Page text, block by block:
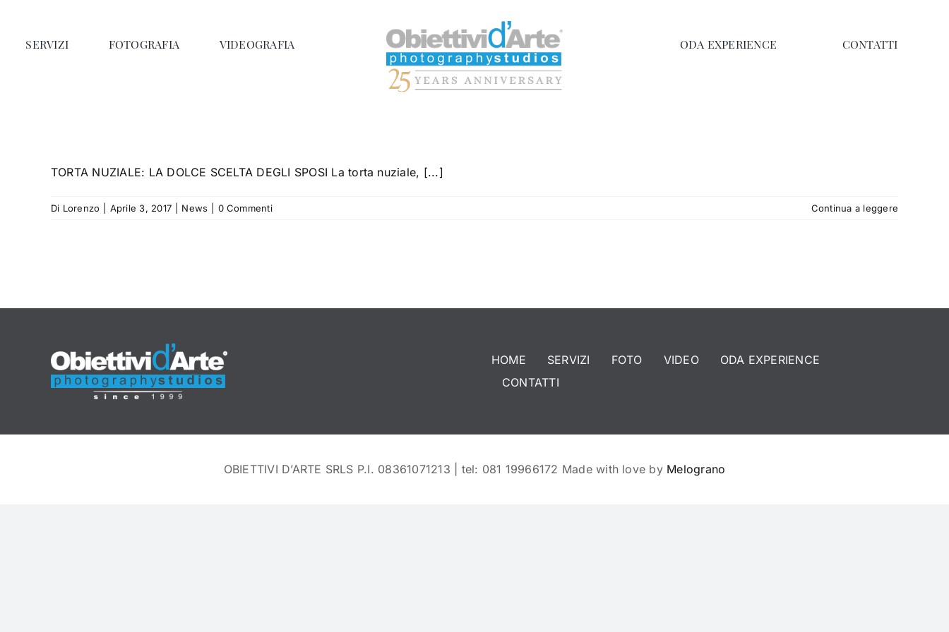
contenuto
SERVIZI FOTOGRAFIA VIDEOGRAFIA ODA EXPERIENCE CONTATTI
TORTA NUZIALE: LA DOLCE SCELTA DEGLI SPOSI La torta nuziale, [...]
Di Lorenzo Aprile 3, 2017 News 0 Commenti Continua a leggere
HOME SERVIZI FOTO VIDEO
ODA EXPERIENCE
CONTATTI
OBIETTIVI D’ARTE SRLS P.I. 08361071213 | tel: 081 19966172 Made with love by Melograno